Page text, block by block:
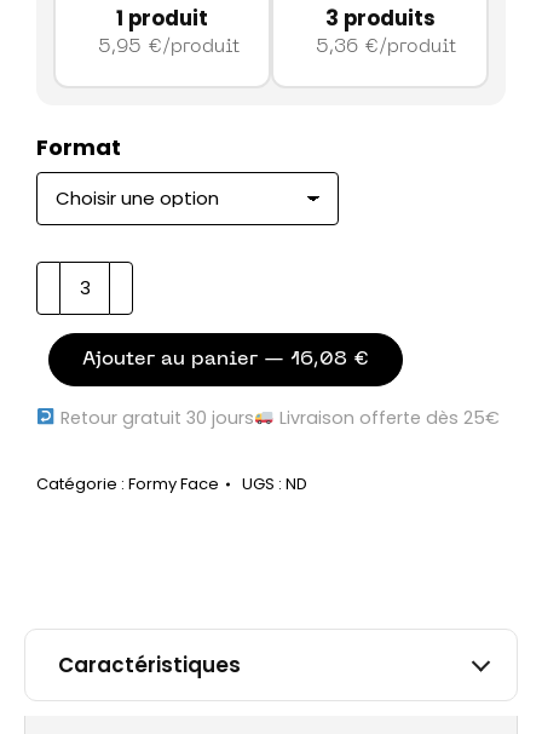
1 produit
5,95 €/produit
3 produits
5,36 €/produit
Format
quantité
de
Mon
eau
micellaire
Ajouter au panier — 16,08 €
Retour gratuit 30 jours Livraison offerte dès 25€
Catégorie : Formy Face UGS : ND
Caractéristiques